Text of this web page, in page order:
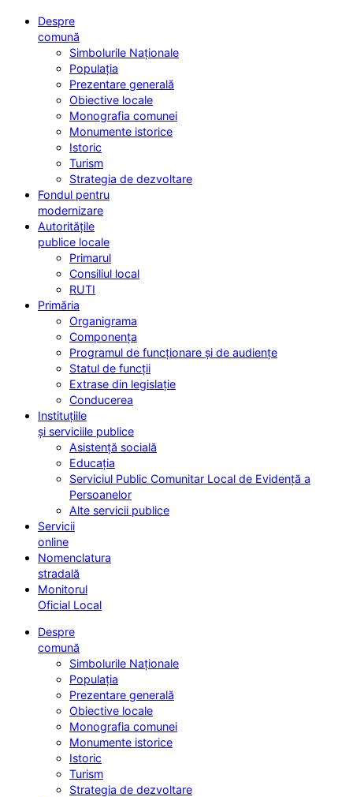
Despre
comună
Simbolurile Naționale
Populația
Prezentare generală
Obiective locale
Monografia comunei
Monumente istorice
Istoric
Turism
Strategia de dezvoltare
Fondul pentru
modernizare
Autoritățile
publice locale
Primarul
Consiliul local
RUTI
Primăria
Organigrama
Componența
Programul de funcționare și de audiențe
Statul de funcții
Extrase din legislație
Conducerea
Instituțiile
și serviciile publice
Asistență socială
Educația
Serviciul Public Comunitar Local de Evidență a
Persoanelor
Alte servicii publice
Servicii
online
Nomenclatura
stradală
Monitorul
Oficial Local
Despre
comună
Simbolurile Naționale
Populația
Prezentare generală
Obiective locale
Monografia comunei
Monumente istorice
Istoric
Turism
Strategia de dezvoltare